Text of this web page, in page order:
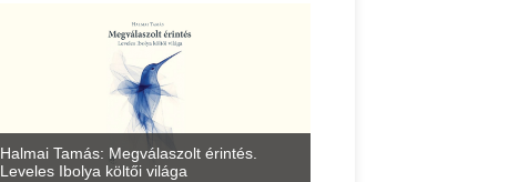
Halmai Tamás: Megválaszolt érintés.
Leveles Ibolya költői világa